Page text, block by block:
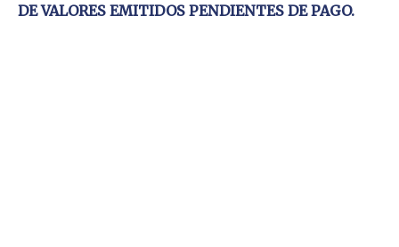
DE VALORES EMITIDOS PENDIENTES DE PAGO.